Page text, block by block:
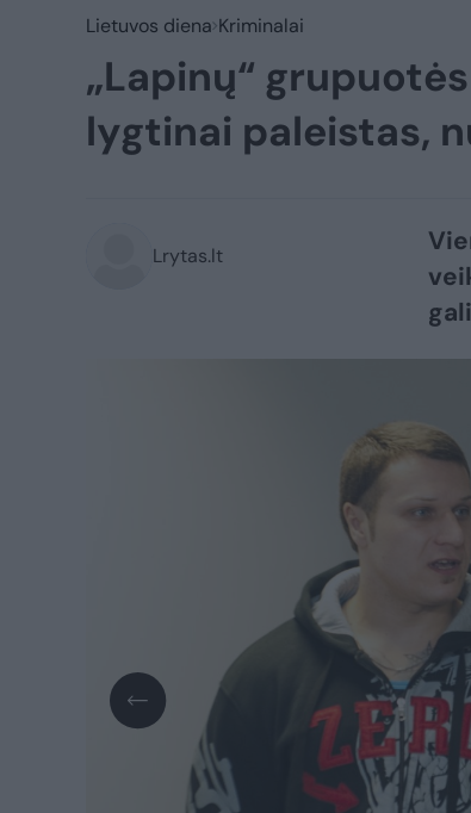
Lietuvos diena Kriminalai
„Lapinų“
lygtinai paleistas,
Lrytas.lt